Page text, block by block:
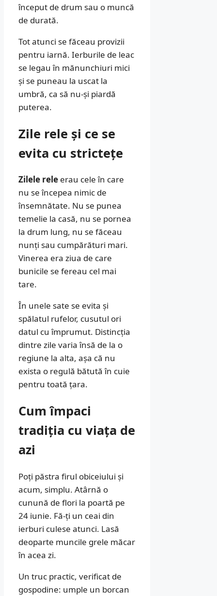
început de drum sau o muncă
de durată.
Tot atunci se făceau provizii
pentru iarnă. Ierburile de leac
se legau în mănunchiuri mici
și se puneau la uscat la
umbră, ca să nu-și piardă
puterea.
Zile rele și ce se
evita cu strictețe
Zilele rele erau cele în care
nu se începea nimic de
însemnătate. Nu se punea
temelie la casă, nu se pornea
la drum lung, nu se făceau
nunți sau cumpărături mari.
Vinerea era ziua de care
bunicile se fereau cel mai
tare.
În unele sate se evita și
spălatul rufelor, cusutul ori
datul cu împrumut. Distincția
dintre zile varia însă de la o
regiune la alta, așa că nu
exista o regulă bătută în cuie
pentru toată țara.
Cum împaci
tradiția cu viața de
azi
Poți păstra firul obiceiului și
acum, simplu. Atârnă o
cunună de flori la poartă pe
24 iunie. Fă-ți un ceai din
ierburi culese atunci. Lasă
deoparte muncile grele măcar
în acea zi.
Un truc practic, verificat de
gospodine: umple un borcan